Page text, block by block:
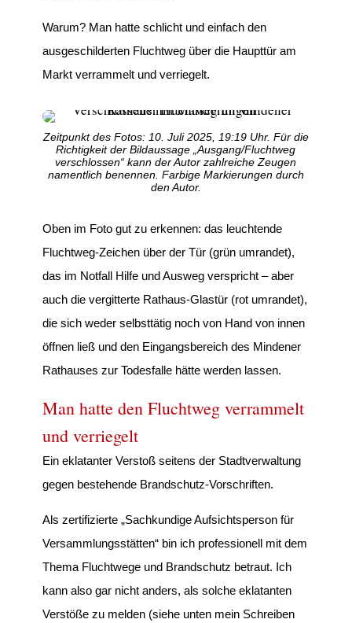
Warum? Man hatte schlicht und einfach den
ausgeschilderten Fluchtweg über die Haupttür am
Markt verrammelt und verriegelt.
Zeitpunkt des Fotos: 10. Juli 2025, 19:19 Uhr. Für die
Richtigkeit der Bildaussage „Ausgang/Fluchtweg
verschlossen“ kann der Autor zahlreiche Zeugen
namentlich benennen. Farbige Markierungen durch
den Autor.
Oben im Foto gut zu erkennen: das leuchtende
Fluchtweg-Zeichen über der Tür (grün umrandet),
das im Notfall Hilfe und Ausweg verspricht – aber
auch die vergitterte Rathaus-Glastür (rot umrandet),
die sich weder selbsttätig noch von Hand von innen
öffnen ließ und den Eingangsbereich des Mindener
Rathauses zur Todesfalle hätte werden lassen.
Man hatte den Fluchtweg verrammelt
und verriegelt
Ein eklatanter Verstoß seitens der Stadtverwaltung
gegen bestehende Brandschutz-Vorschriften.
Als zertifizierte „Sachkundige Aufsichtsperson für
Versammlungsstätten“ bin ich professionell mit dem
Thema Fluchtwege und Brandschutz betraut. Ich
kann also gar nicht anders, als solche eklatanten
Verstöße zu melden (siehe unten mein Schreiben